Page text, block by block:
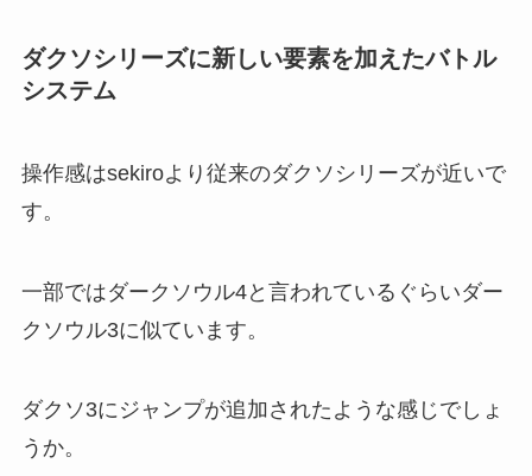
ダクソシリーズに新しい要素を加えたバトル
システム
操作感はsekiroより従来のダクソシリーズが近いで
す。
一部ではダークソウル4と言われているぐらいダー
クソウル3に似ています。
ダクソ3にジャンプが追加されたような感じでしょ
うか。